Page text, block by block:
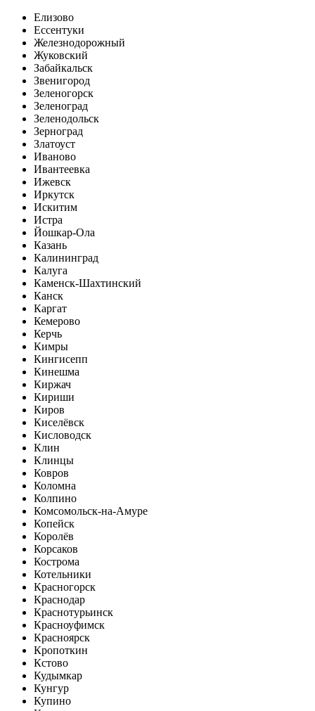
Елизово
Ессентуки
Железнодорожный
Жуковский
Забайкальск
Звенигород
Зеленогорск
Зеленоград
Зеленодольск
Зерноград
Златоуст
Иваново
Ивантеевка
Ижевск
Иркутск
Искитим
Истра
Йошкар-Ола
Казань
Калининград
Калуга
Каменск-Шахтинский
Канск
Каргат
Кемерово
Керчь
Кимры
Кингисепп
Кинешма
Киржач
Кириши
Киров
Киселёвск
Кисловодск
Клин
Клинцы
Ковров
Коломна
Колпино
Комсомольск-на-Амуре
Копейск
Королёв
Корсаков
Кострома
Котельники
Красногорск
Краснодар
Краснотурьинск
Красноуфимск
Красноярск
Кропоткин
Кстово
Кудымкар
Кунгур
Купино